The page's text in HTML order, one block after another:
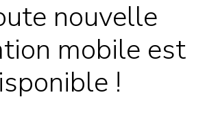
nouvelle
mobile est
!